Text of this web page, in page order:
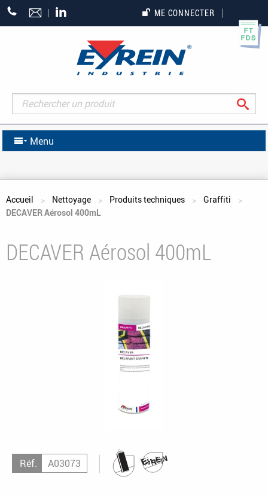
+33
(0)5
ME CONNECTER
Menu
Vous êtes ici
Accueil Nettoyage Produits techniques
Graffiti
DECAVER Aérosol 400mL
DECAVER Aérosol 400mL
Réf. A03073